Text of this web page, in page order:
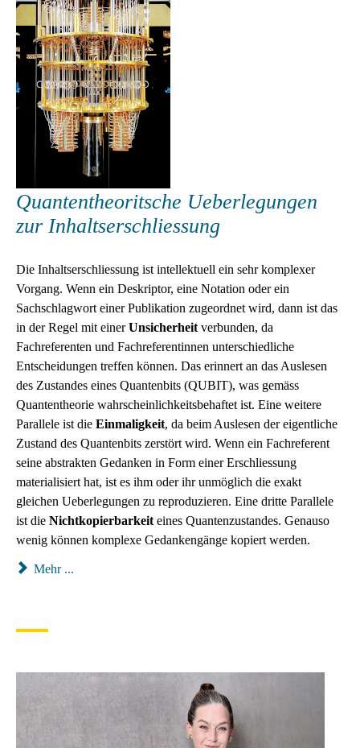
Quantentheoritsche Ueberlegungen
zur Inhaltserschliessung
Die Inhaltserschliessung ist intellektuell ein sehr komplexer
Vorgang. Wenn ein Deskriptor, eine Notation oder ein
Sachschlagwort einer Publikation zugeordnet wird, dann ist das
in der Regel mit einerUnsicherheit verbunden, da
Fachreferenten und Fachreferentinnen unterschiedliche
Entscheidungen treffen können. Das erinnert an das Auslesen
des Zustandes eines Quantenbits (QUBIT), was gemäss
Quantentheorie wahrscheinlichkeitsbehaftet ist. Eine weitere
Parallele ist die Einmaligkeit, da beim Auslesen der eigentliche
Zustand des Quantenbits zerstört wird. Wenn ein Fachreferent
seine abstrakten Gedanken in Form einer Erschliessung
materialisiert hat, ist es ihm oder ihr unmöglich die exakt
gleichen Ueberlegungen zu reproduzieren. Eine dritte Parallele
ist die Nichtkopierbarkeit eines Quantenzustandes. Genauso
wenig können komplexe Gedankengänge kopiert werden.
Mehr ...